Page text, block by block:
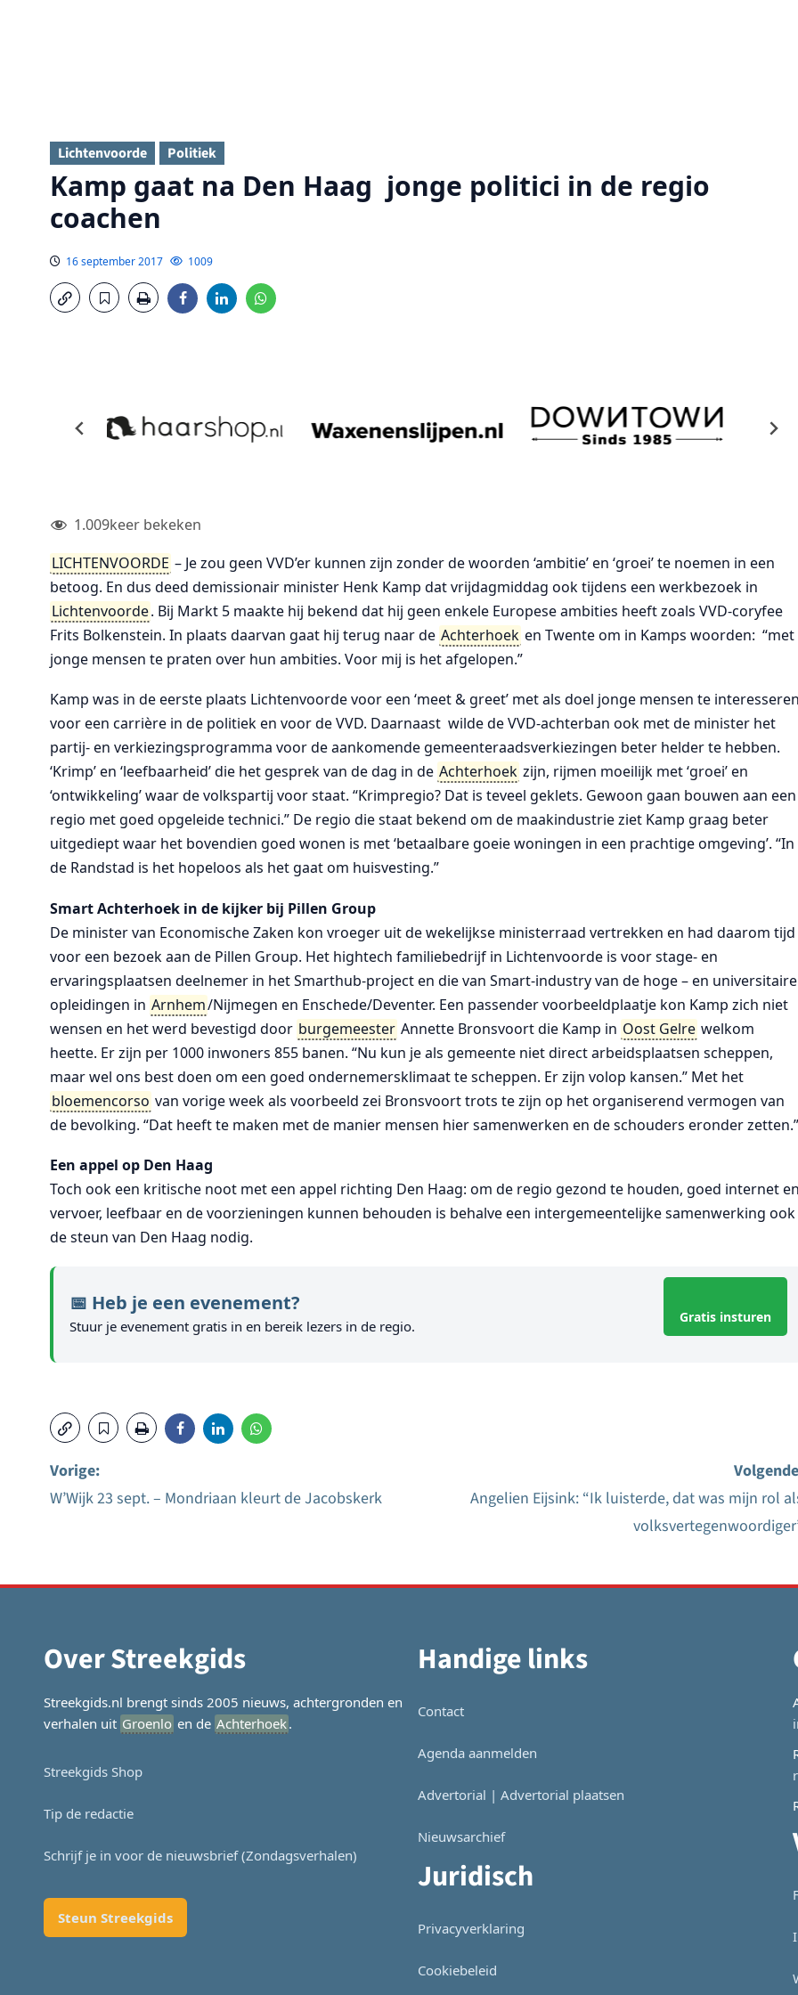
Lichtenvoorde Politiek
Kamp gaat na Den Haag jonge politici in de regio
coachen
16 september 2017 1009
1.009keer bekeken
LICHTENVOORDE – Je zou geen VVD’er kunnen zijn zonder de woorden ‘ambitie’ en ‘groei’ te noemen in een
betoog. En dus deed demissionair minister Henk Kamp dat vrijdagmiddag ook tijdens een werkbezoek in
Lichtenvoorde. Bij Markt 5 maakte hij bekend dat hij geen enkele Europese ambities heeft zoals VVD-coryfee
Frits Bolkenstein. In plaats daarvan gaat hij terug naar de Achterhoek en Twente om in Kamps woorden: “met
jonge mensen te praten over hun ambities. Voor mij is het afgelopen.”
Kamp was in de eerste plaats Lichtenvoorde voor een ‘meet & greet’ met als doel jonge mensen te interesseren
voor een carrière in de politiek en voor de VVD. Daarnaast wilde de VVD-achterban ook met de minister het
partij- en verkiezingsprogramma voor de aankomende gemeenteraadsverkiezingen beter helder te hebben.
‘Krimp’ en ‘leefbaarheid’ die het gesprek van de dag in de Achterhoek zijn, rijmen moeilijk met ‘groei’ en
‘ontwikkeling’ waar de volkspartij voor staat. “Krimpregio? Dat is teveel geklets. Gewoon gaan bouwen aan een
regio met goed opgeleide technici.” De regio die staat bekend om de maakindustrie ziet Kamp graag beter
uitgediept waar het bovendien goed wonen is met ‘betaalbare goeie woningen in een prachtige omgeving’. “In
de Randstad is het hopeloos als het gaat om huisvesting.”
Smart Achterhoek in de kijker bij Pillen Group
De minister van Economische Zaken kon vroeger uit de wekelijkse ministerraad vertrekken en had daarom tijd
voor een bezoek aan de Pillen Group. Het hightech familiebedrijf in Lichtenvoorde is voor stage- en
ervaringsplaatsen deelnemer in het Smarthub-project en die van Smart-industry van de hoge – en universitaire
opleidingen in Arnhem/Nijmegen en Enschede/Deventer. Een passender voorbeeldplaatje kon Kamp zich niet
wensen en het werd bevestigd door burgemeester Annette Bronsvoort die Kamp in Oost Gelre welkom
heette. Er zijn per 1000 inwoners 855 banen. “Nu kun je als gemeente niet direct arbeidsplaatsen scheppen,
maar wel ons best doen om een goed ondernemersklimaat te scheppen. Er zijn volop kansen.” Met het
bloemencorso van vorige week als voorbeeld zei Bronsvoort trots te zijn op het organiserend vermogen van
de bevolking. “Dat heeft te maken met de manier mensen hier samenwerken en de schouders eronder zetten.”
Een appel op Den Haag
Toch ook een kritische noot met een appel richting Den Haag: om de regio gezond te houden, goed internet en
vervoer, leefbaar en de voorzieningen kunnen behouden is behalve een intergemeentelijke samenwerking ook
de steun van Den Haag nodig.
📅 Heb je een evenement?
Stuur je evenement gratis in en bereik lezers in de regio.
Gratis insturen
Bericht
Vorige:
W’Wijk 23 sept. – Mondriaan kleurt de Jacobskerk
Angelien Eijsink: “Ik luisterde, dat was mijn rol
Over Streekgids
Streekgids.nl brengt sinds 2005 nieuws, achtergronden en
verhalen uit Groenlo en de Achterhoek.
Streekgids Shop
Tip de redactie
Schrijf je in voor de nieuwsbrief (Zondagsverhalen)
Steun Streekgids
Handige links
Contact
Agenda aanmelden
Advertorial | Advertorial plaatsen
Nieuwsarchief
Juridisch
Privacyverklaring
Cookiebeleid